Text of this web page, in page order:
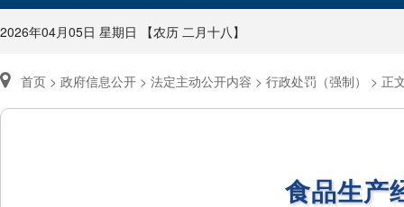
2026年04月05日 星期日 【农历 二月十八】
首页 > 政府信息公开 > 法定主动公开内容 > 行政处罚（强制） > 正
食品生产